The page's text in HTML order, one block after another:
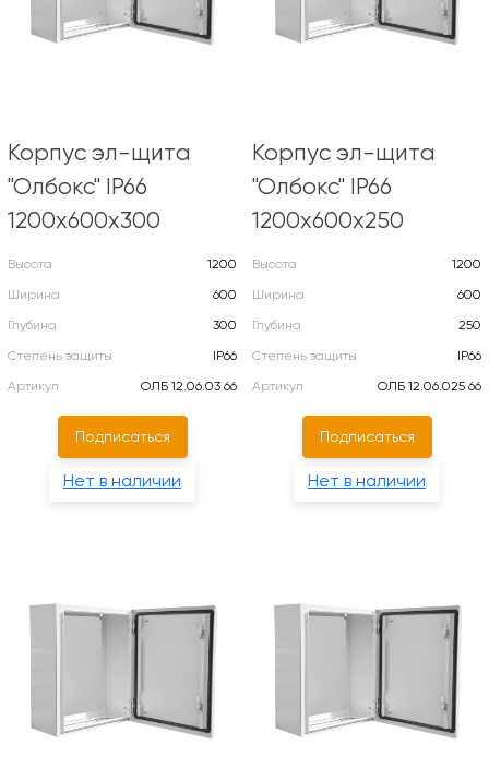
Корпус эл-щита
"Олбокс" IP66
1200х600х300
Высота
1200
Ширина
600
Глубина
300
Степень защиты
IP66
Артикул
ОЛБ 12.06.03 66
Подписаться
Нет в наличии
Корпус эл-щита
"Олбокс" IP66
1200х600х250
Высота
1200
Ширина
600
Глубина
250
Степень защиты
IP66
Артикул
ОЛБ 12.06.025 66
Подписаться
Нет в наличии